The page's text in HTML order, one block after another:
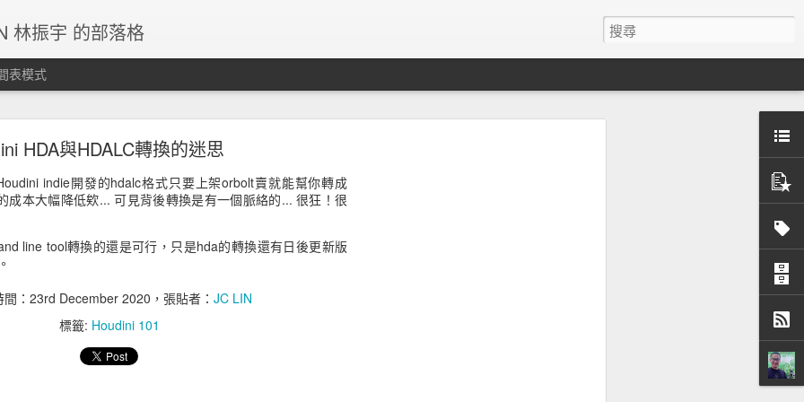
HDA與HDALC轉換的迷思
indie開發的hdalc格式只要上架orbolt賣就能幫你轉成
成本大幅降低欸... 可見背後轉換是有一個脈絡的... 很狂！很
line tool轉換的還是可行，只是hda的轉換還有日後更新版
： 23rd December 2020 ，張貼者： JC LIN
標籤: Houdini 101
林振宇 的部落格
表模式
更新，請各位移駕其他SNS平台。
。
標籤:站務公告